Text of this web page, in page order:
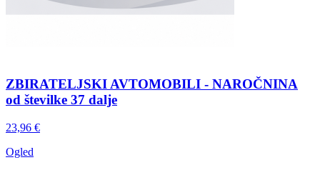
ZBIRATELJSKI AVTOMOBILI - NAROČNINA
od številke 37 dalje
23,96 €
Ogled